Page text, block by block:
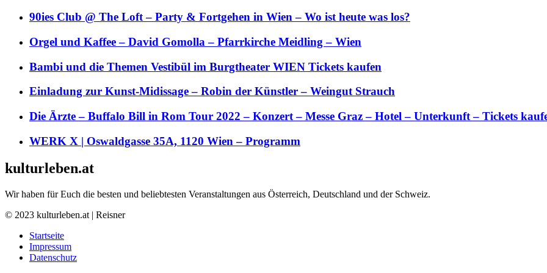
90ies Club @ The Loft – Party & Fortgehen in Wien – Wo ist heute was los?
Orgel und Kaffee – David Gomolla – Pfarrkirche Meidling – Wien
Bambi und die Themen Vestibül im Burgtheater WIEN Tickets kaufen
Einladung zur Kunst-Midissage – Robin der Künstler – Weingut Strauch
Die Ärzte – Buffalo Bill in Rom Tour 2022 – Konzert – Messe Graz – Hotel – Unterkunft – Tickets
WERK X | Oswaldgasse 35A, 1120 Wien – Programm
kulturleben.at
Wir haben für Euch die besten und beliebtesten Veranstaltungen aus Österreich, Deutschland und der Schweiz.
© 2023 kulturleben.at | Reisner
Startseite
Impressum
Datenschutz